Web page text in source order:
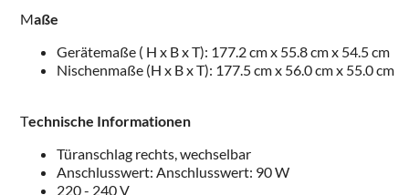
Maße
Gerätemaße ( H x B x T): 177.2 cm x 55.8 cm x 54.5 cm
Nischenmaße (H x B x T): 177.5 cm x 56.0 cm x 55.0 cm
Technische Informationen
Türanschlag rechts, wechselbar
Anschlusswert: Anschlusswert: 90 W
220 - 240 V